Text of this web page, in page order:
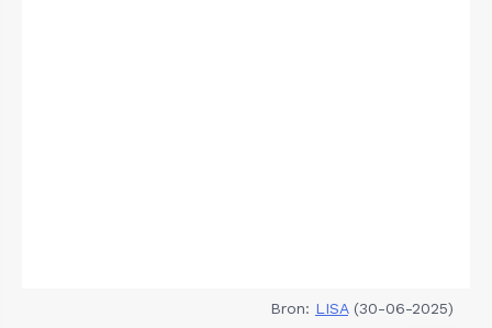
Bron: LISA(30-06-2025)